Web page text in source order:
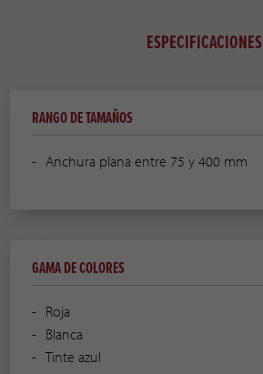
ESPECIFICACIONES
RANGO DE TAMAÑOS
Anchura plana entre 75 y 400 mm
GAMA DE COLORES
Roja
Blanca
Tinte azul